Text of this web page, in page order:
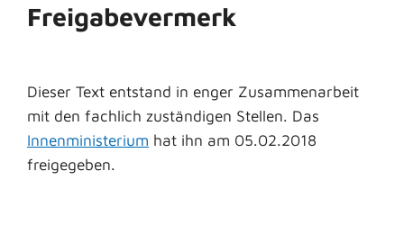
Freigabevermerk
Dieser Text entstand in enger Zusammenarbeit
mit den fachlich zuständigen Stellen. Das
Innenministerium hat ihn am 05.02.2018
freigegeben.